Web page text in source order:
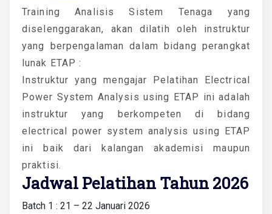
Training Analisis Sistem Tenaga yang
diselenggarakan, akan dilatih oleh instruktur
yang berpengalaman dalam bidang perangkat
lunak ETAP :
Instruktur yang mengajar Pelatihan Electrical
Power System Analysis using ETAP ini adalah
instruktur yang berkompeten di bidang
electrical power system analysis using ETAP
ini baik dari kalangan akademisi maupun
praktisi.
Jadwal Pelatihan Tahun 2026
Batch 1 : 21 – 22 Januari 2026